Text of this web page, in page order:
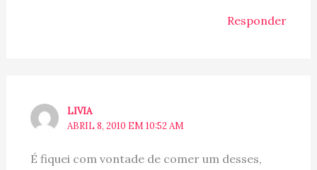
Responder
LIVIA
ABRIL 8, 2010 EM 10:52 AM
É fiquei com vontade de comer um desses,